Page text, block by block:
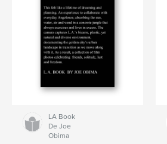
LA Book
De Joe
Obima